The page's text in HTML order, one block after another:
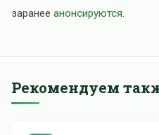
заранее анонсируются.
Рекомендуем